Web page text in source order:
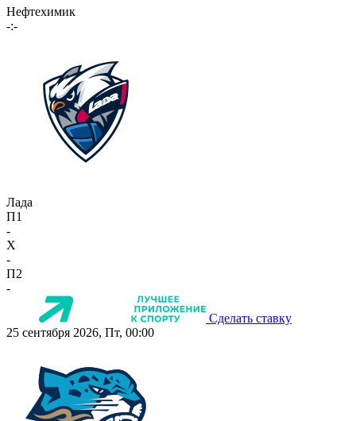
Нефтехимик
-:-
Лада
П1
-
X
-
П2
-
Сделать ставку
25 сентября 2026, Пт, 00:00